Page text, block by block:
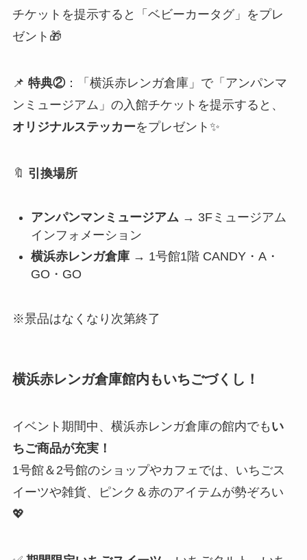
チケットを提示すると「ベビーカータグ」をプレ
ゼント🎁
📌 特典②：「横浜赤レンガ倉庫」で「アンパンマ
ンミュージアム」の入館チケットを提示すると、
オリジナルステッカーをプレゼント✨
🔖 引換場所
アンパンマンミュージアム→ 3Fミュージアム
インフォメーション
横浜赤レンガ倉庫→ 1号館1階 CANDY・A・
GO・GO
※景品はなくなり次第終了
横浜赤レンガ倉庫館内もいちごづくし！
イベント期間中、横浜赤レンガ倉庫の館内でも い
ちご商品が充実！
1号館＆2号館のショップやカフェでは、いちごス
イーツや雑貨、ピンク＆赤のアイテムが勢ぞろい
💖